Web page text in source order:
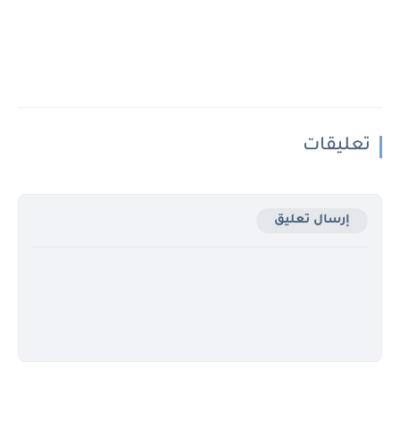
تعليقات
إرسال تعليق